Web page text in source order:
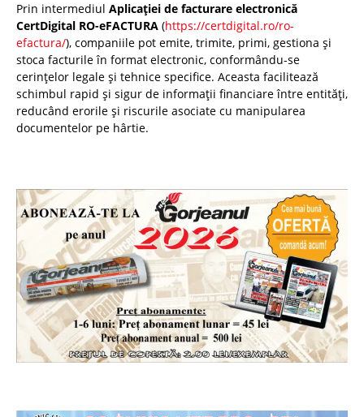
Prin intermediul Aplicației de facturare electronică
CertDigital RO-eFACTURA (https://certdigital.ro/ro-
efactura/), companiile pot emite, trimite, primi, gestiona și
stoca facturile în format electronic, conformându-se
cerințelor legale și tehnice specifice. Aceasta facilitează
schimbul rapid și sigur de informații financiare între entități,
reducând erorile și riscurile asociate cu manipularea
documentelor pe hârtie.